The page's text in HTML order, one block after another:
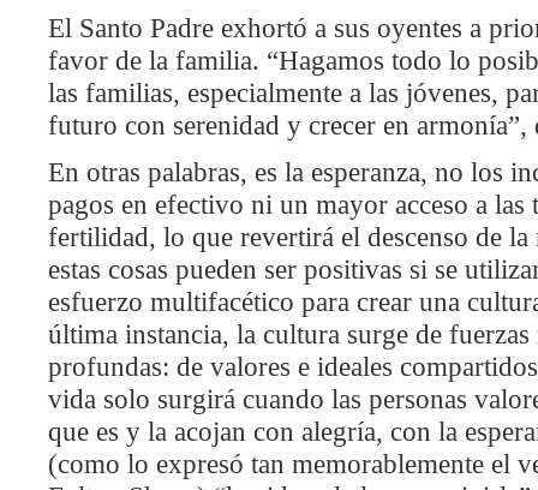
El Santo Padre exhortó a sus oyentes a
favor de la familia. “Hagamos todo lo
las familias, especialmente a las jóvenes,
futuro con serenidad y crecer en armonía”,
En otras palabras, es la esperanza, no los
pagos en efectivo ni un mayor acceso a las
fertilidad, lo que revertirá el descenso de
estas cosas pueden ser positivas si se
esfuerzo multifacético para crear una
última instancia, la cultura surge de fuerzas
profundas: de valores e ideales
vida solo surgirá cuando las personas
que es y la acojan con alegría, con la
(como lo expresó tan memorablemente el